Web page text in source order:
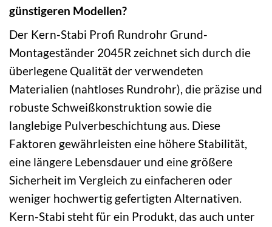
günstigeren Modellen?
Der Kern-Stabi Profi Rundrohr Grund-
Montageständer 2045R zeichnet sich durch die
überlegene Qualität der verwendeten
Materialien (nahtloses Rundrohr), die präzise und
robuste Schweißkonstruktion sowie die
langlebige Pulverbeschichtung aus. Diese
Faktoren gewährleisten eine höhere Stabilität,
eine längere Lebensdauer und eine größere
Sicherheit im Vergleich zu einfacheren oder
weniger hochwertig gefertigten Alternativen.
Kern-Stabi steht für ein Produkt, das auch unter